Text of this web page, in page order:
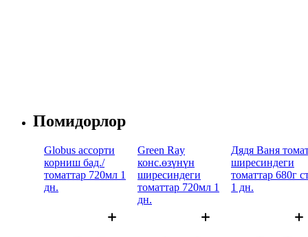
Помидорлор
Globus ассорти
корниш бад./
томаттар 720мл 1
дн.
Green Ray
конс.өзүнүн
ширесиндеги
томаттар 720мл 1
дн.
Дядя Ваня
ширесиндеги
томаттар 680г
1 дн.